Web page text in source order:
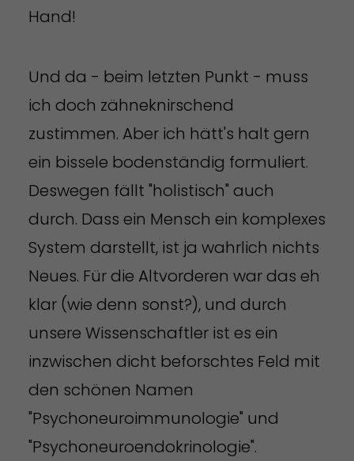
Hand!
Und da - beim letzten Punkt - muss
ich doch zähneknirschend
zustimmen. Aber ich hätt's halt gern
ein bissele bodenständig formuliert.
Deswegen fällt "holistisch" auch
durch. Dass ein Mensch ein komplexes
System darstellt, ist ja wahrlich nichts
Neues. Für die Altvorderen war das eh
klar (wie denn sonst?), und durch
unsere Wissenschaftler ist es ein
inzwischen dicht beforschtes Feld mit
den schönen Namen
"Psychoneuroimmunologie" und
"Psychoneuroendokrinologie".